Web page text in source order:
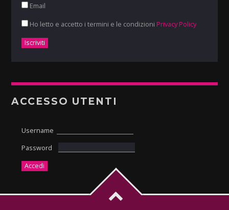
Email
Ho letto e accetto i termini e le condizioni Privacy Policy
ACCESSO UTENTI
Username
Password